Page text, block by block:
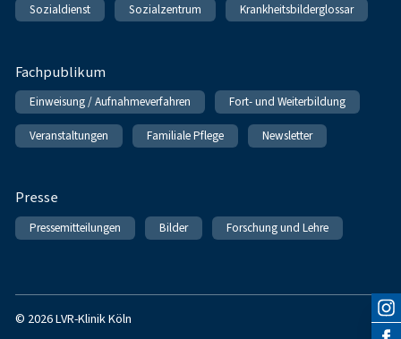
Sozialdienst Sozialzentrum Krankheitsbilderglossar
Fachpublikum
Einweisung / Aufnahmeverfahren Fort- und Weiterbildung
Veranstaltungen Familiale Pflege Newsletter
Presse
Pressemitteilungen Bilder Forschung und Lehre
© 2026 LVR-Klinik Köln